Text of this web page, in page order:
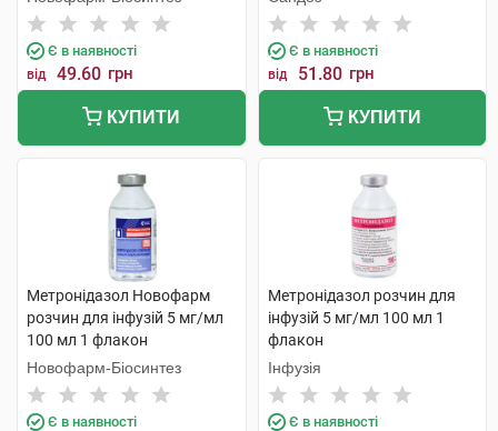
Є в наявності
від 49.60 грн
КУПИТИ
Є в наявності
від 51.80 грн
КУПИТИ
Метронідазол Новофарм
розчин для інфузій 5 мг/мл
100 мл 1 флакон
Новофарм-Біосинтез
Є в наявності
Метронідазол розчин для
інфузій 5 мг/мл 100 мл 1
флакон
Інфузія
Є в наявності